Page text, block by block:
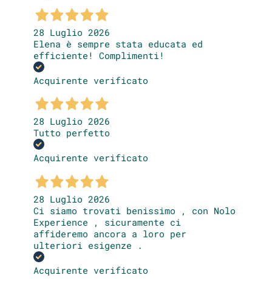
28 Luglio 2026
Elena è sempre stata educata ed
efficiente! Complimenti!
Acquirente verificato
28 Luglio 2026
Tutto perfetto
Acquirente verificato
28 Luglio 2026
Ci siamo trovati benissimo , con Nolo
Experience , sicuramente ci
affideremo ancora a loro per
ulteriori esigenze .
Acquirente verificato